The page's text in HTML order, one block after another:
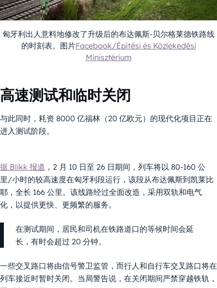
匈牙利出人意料地修改了升级后的布达佩斯-贝尔格莱德铁路线
的时刻表。图片Facebook/Építési és Közlekedési
Minisztérium
高速测试和临时关闭
与此同时，耗资 8000 亿福林（20 亿欧元）的现代化项目正在
进入测试阶段。
据 Blikk 报道 ，2 月 10 日至 26 日期间，列车将以 80-160 公
里/小时的较高速度在匈牙利段运行，该段从布达佩斯到凯莱比
耶，全长 166 公里。该线路经过全面改造，采用双轨和电气
化，以提供更快、更频繁的服务。
在测试期间，居民和司机在铁路道口的等候时间会延
长，有时会超过 20 分钟。
一些交叉路口将由信号警卫监管，而行人和自行车交叉路口将在
列车接近时暂时关闭。当局警告说，在关闭期间严禁穿越铁轨，